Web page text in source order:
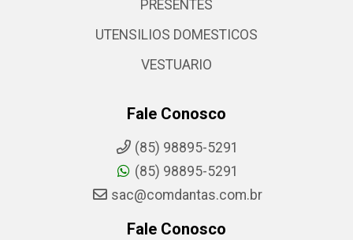
PRESENTES
UTENSILIOS DOMESTICOS
VESTUARIO
Fale Conosco
(85) 98895-5291
(85) 98895-5291
sac@comdantas.com.br
Fale Conosco